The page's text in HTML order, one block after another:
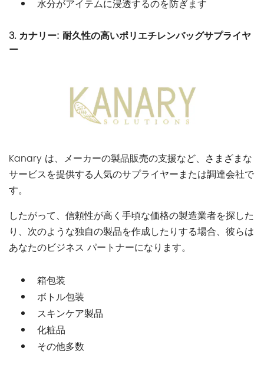
水分がアイテムに浸透するのを防ぎます
3. カナリー: 耐久性の高いポリエチレンバッグサプライヤ
ー
Kanary は、メーカーの製品販売の支援など、さまざまな
サービスを提供する人気のサプライヤーまたは調達会社で
す。
したがって、信頼性が高く手頃な価格の製造業者を探した
り、次のような独自の製品を作成したりする場合、彼らは
あなたのビジネス パートナーになります。
箱包装
ボトル包装
スキンケア製品
化粧品
その他多数